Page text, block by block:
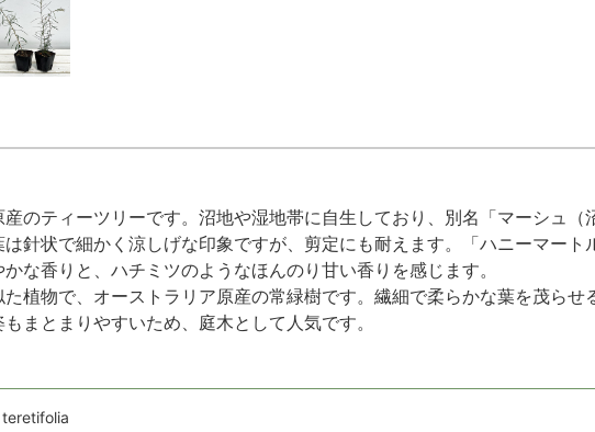
のティーツリーです。沼地や湿地帯に自生しており、別名「マーシュ（
針状で細かく涼しげな印象ですが、剪定にも耐えます。「ハニーマート
な香りと、ハチミツのようなほんのり甘い香りを感じます。
植物で、オーストラリア原産の常緑樹です。繊細で柔らかな葉を茂らせ
まとまりやすいため、庭木として人気です。